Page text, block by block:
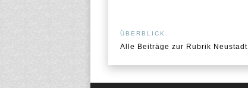
ÜBERBLICK
Alle Beiträge zur Rubrik Neustadt